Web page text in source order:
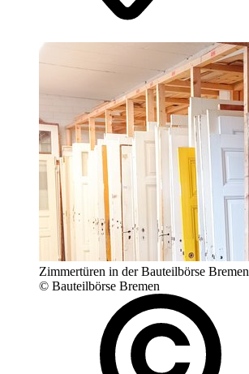
Zimmertüren in der Bauteilbörse Bremen
© Bauteilbörse Bremen